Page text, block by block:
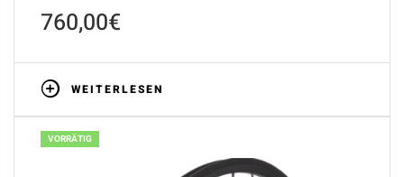
760,00€
WEITERLESEN
VORRÄTIG